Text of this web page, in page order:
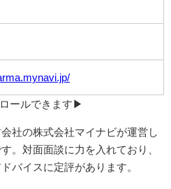
ールできます▶︎
社の株式会社マイナビが運営し
す。対面面談に力を入れており、
バイスに定評があります。